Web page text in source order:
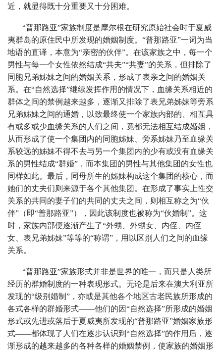
近，就显得既十分重要又十分困难。
“普那路亚”家族制度是摩尔根在研究原始社会时于夏威
夷群岛的原住民中所发现的婚姻制度。“普那路亚”一词为当
地语的直译，本意为“亲密的伙伴”。在该家族之中，每一个
男性与每一个女性依然结成“共夫”“共妻”的关系，但排除了
同胞兄弟姊妹之间的婚姻关系，形成了表亲之间的婚姻关
系。在“自然选择”继续发挥作用的情况下，血缘关系相近的
群体之间的禁例越来越多，逐渐又排除了表兄弟姊妹等旁系
兄弟姊妹之间的通婚，以致最终使一个家族内部的、相互具
有或多或少血缘关系的人们之间，竟都无法相互结成婚姻，
从而形成了使一个集团内的同胞姊妹、旁系姊妹乃至血缘关
系较远的姊妹不得不去与另一个集团内的少有或没有血缘关
系的男性结成“群婚”，而本集团的男性与其他集团的女性也
同样如此。最后，同母所生的姊妹构成这个集团的核心，而
她们的丈夫们则来源于各个其他集团。在形成了事实上性交
关系的共同的妻子们的共同的丈夫之间，则相互称之为“伙
伴”（即“普那路亚”），因此该制度也被称为“伙婚制”。这
时，家族内部便逐渐产生了“外甥、外甥女、内侄、内侄
女、表兄弟姊妹”等等的“称谓”，用以区别人们之间的血缘
关系。
“普那路亚”家族形式并非是世界的唯一，而只是人类所
经历的群婚制度的一种表现形式。无论是后来在澳大利亚所
发现的“级别婚制”，亦或是其他各个地区古老民族所形成的
各式各样的群婚形式——他们的因“自然选择”所形成的婚姻
形式或先进或落后于夏威夷所发现的“普那路亚”婚姻家族形
式——都体现了人们在逐步认识到“自然选择”的作用后，逐
渐形成的越来越多的各种各样的婚姻禁例，使家族的婚姻形